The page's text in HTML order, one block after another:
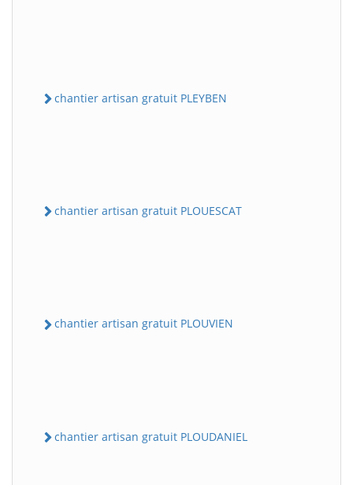
chantier artisan gratuit PLEYBEN
chantier artisan gratuit PLOUESCAT
chantier artisan gratuit PLOUVIEN
chantier artisan gratuit PLOUDANIEL